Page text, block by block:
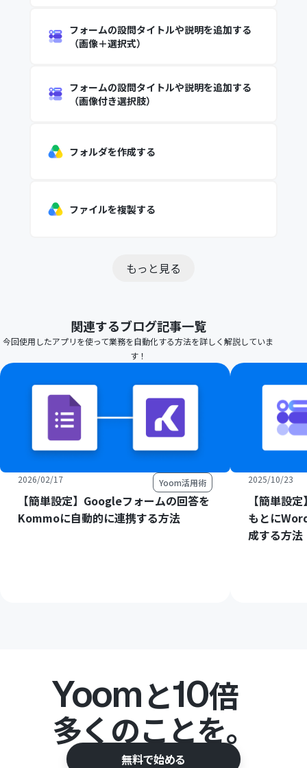
フォームの設問タイトルや説明を追加する
（画像＋選択式）
フォームの設問タイトルや説明を追加する
（画像付き選択肢）
フォルダを作成する
ファイルを複製する
もっと見る
関連するブログ記事一覧
今回使用したアプリを使って業務を自動化する方法を詳しく解説していま
す！
2026/02/17 Yoom活用術
【簡単設定】Googleフォームの回答を
Kommoに自動的に連携する方法
2025/10/23
【簡単設
もとに
成する方法
Yoomと10倍
多くのことを。
無料で始める